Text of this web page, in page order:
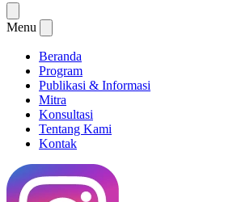
Menu
Beranda
Program
Publikasi & Informasi
Mitra
Konsultasi
Tentang Kami
Kontak